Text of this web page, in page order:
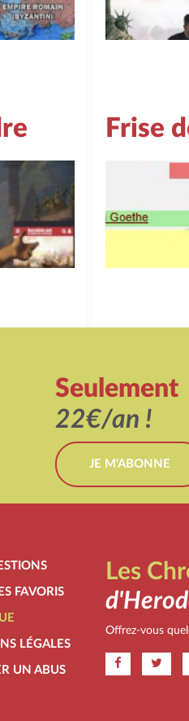
Frise
Seulement
22€/an !
JE M'ABONNE
FAVORIS
LÉGALES
UN ABUS
Les
Offrez-vous